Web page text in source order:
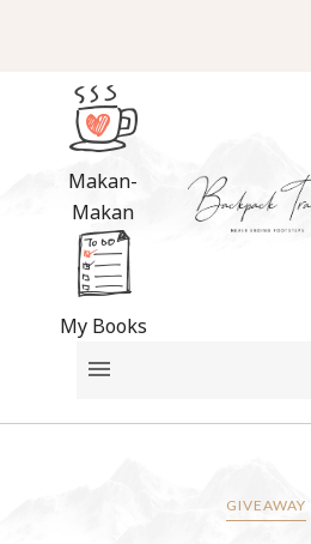
Makan-
Makan
My Books
GIVEAWAY